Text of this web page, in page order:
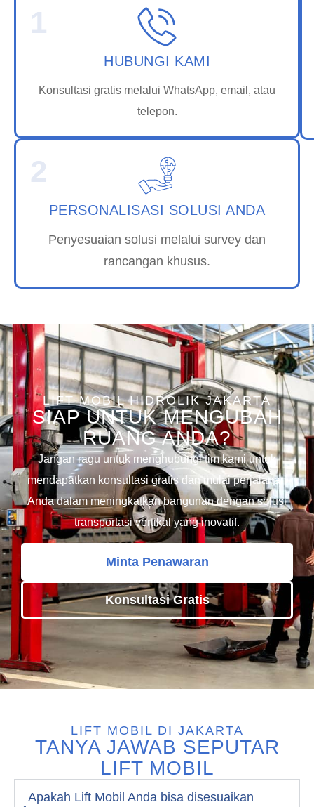
HUBUNGI KAMI
Konsultasi gratis melalui WhatsApp, email, atau
telepon.
1
PERSONALISASI SOLUSI ANDA
Penyesuaian solusi melalui survey dan
rancangan khusus.
2
LIFT MOBIL HIDROLIK JAKARTA
SIAP UNTUK MENGUBAH
RUANG ANDA?​
Jangan ragu untuk menghubungi tim kami untuk
mendapatkan konsultasi gratis dan mulai perjalanan
Anda dalam meningkatkan bangunan dengan solusi
transportasi vertikal yang inovatif.
Minta Penawaran
Konsultasi Gratis
LIFT MOBIL DI JAKARTA
TANYA JAWAB SEPUTAR
LIFT MOBIL
Apakah Lift Mobil Anda bisa disesuaikan